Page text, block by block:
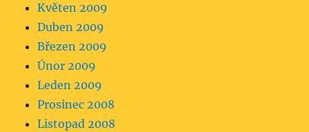
Květen 2009
Duben 2009
Březen 2009
Únor 2009
Leden 2009
Prosinec 2008
Listopad 2008